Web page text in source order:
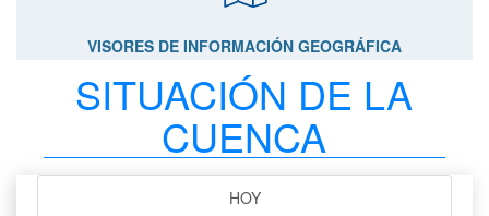
VISORES DE INFORMACIÓN GEOGRÁFICA
SITUACIÓN DE LA
CUENCA
HOY